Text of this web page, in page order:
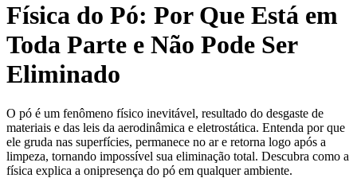
Física do Pó: Por Que Está em
Toda Parte e Não Pode Ser
Eliminado
O pó é um fenômeno físico inevitável, resultado do desgaste de
materiais e das leis da aerodinâmica e eletrostática. Entenda por que
ele gruda nas superfícies, permanece no ar e retorna logo após a
limpeza, tornando impossível sua eliminação total. Descubra como a
física explica a onipresença do pó em qualquer ambiente.